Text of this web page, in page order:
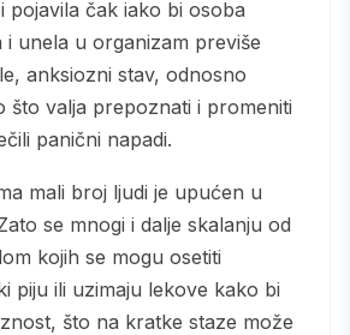
pojavila čak iako bi osoba
i unela u organizam previše
anksiozni stav, odnosno
što valja prepoznati i promeniti
panični napadi.
se mnogi i dalje skalanju od
kojih se mogu osetiti
piju ili uzimaju lekove kako bi
što na kratke staze može